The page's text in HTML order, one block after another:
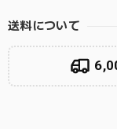
送料について